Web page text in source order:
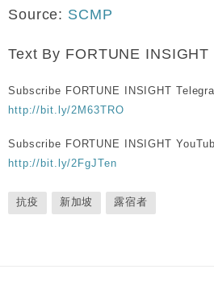
Source: SCMP
Text By FORTUNE INSIGHT
Subscribe FORTUNE INSIGHT
http://bit.ly/2M63TRO
Subscribe FORTUNE INSIGHT
http://bit.ly/2FgJTen
抗疫 新加坡 露宿者